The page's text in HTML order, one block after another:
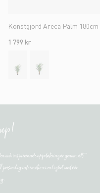
Konstgjord Areca Palm 180cm
1 799 kr
och inspirerande uppdateringar genom att
information i enlighet med vår